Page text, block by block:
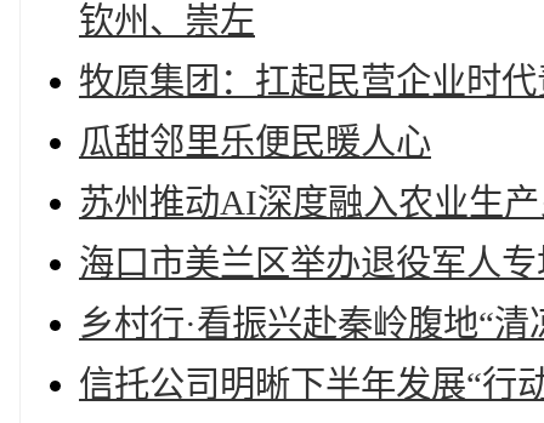
钦州、崇左
牧原集团：扛起民营企业时
瓜甜邻里乐便民暖人心
苏州推动AI深度融入农业生
海口市美兰区举办退役军人
乡村行·看振兴赴秦岭腹地“
信托公司明晰下半年发展“行